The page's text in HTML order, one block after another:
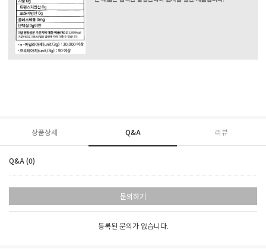
상품상세 Q&A 리뷰
Q&A (0)
문의하기
등록된 문의가 없습니다.